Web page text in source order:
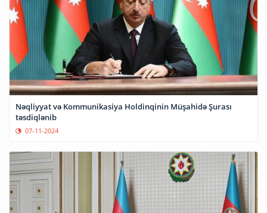
Nəqliyyat və Kommunikasiya Holdinqinin Müşahidə Şurası
təsdiqlənib
07-11-2024